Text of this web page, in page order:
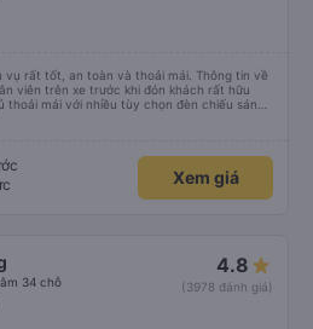
vụ rất tốt, an toàn và thoải mái. Thông tin về
viên trên xe trước khi đón khách rất hữu
thoải mái với nhiều tùy chọn đèn chiếu sáng
tiện. Nhân viên rất lịch sự và xe đến
Xem giá
34 chỗ
4.8
(3978 đánh giá)